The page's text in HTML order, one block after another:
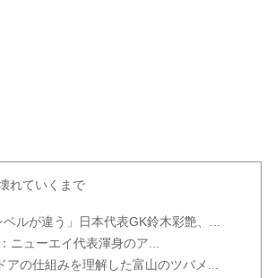
れていくまで
ルが違う」日本代表GK鈴木彩艶、...
ニューエイ代表渾身のア...
アの仕組みを理解した富山のツバメ...